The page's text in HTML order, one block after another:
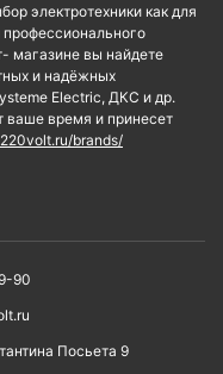
электротехники как для
магазине вы найдете
и надёжных
Electric, ДКС и др.
ваше время и принесет
brands/
90
Посьета 9